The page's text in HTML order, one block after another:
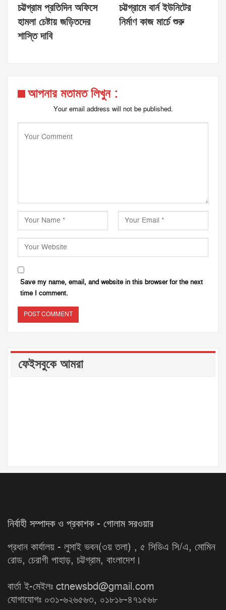
চট্টগ্রাম প্রতিদিন অফিসে
হামলা চেষ্টায় জড়িতদের
শাস্তি দাবি
চট্টগ্রামে বার্ন ইউনিটের
নির্মাণ কাজ মার্চে শুরু
আপনার মতামত লিখুন :
Your email address will not be published.
Save my name, email, and website in this browser for the next
time I comment.
ফেইসবুকে আমরা
নির্বাহী সম্পাদক ও প্রকাশক - গোলাম সরওয়ার
প্রধান কার্যালয় - লুসাই ভবন(৩য় তলা) , ৫ সিডিএ সি/এ, মোমিন
রোড, চেরাগী পাহাড়, চট্টগ্রাম, বাংলাদেশ।
বার্তা ই-মেইলঃ ctnewsbd@gmail.com
যোগাযোগঃ ০৩১-৬২৬৫৬৩, ০১৮১৮-৪৭১৫৬৮